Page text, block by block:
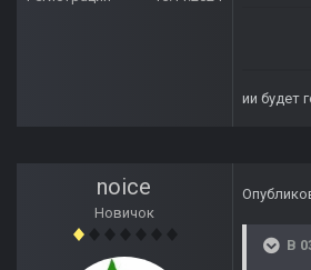
ии будет
noice
Новичок
В